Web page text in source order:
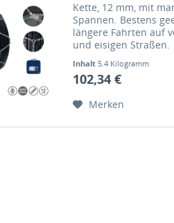
Kette, 12 mm, mit
Spannen. Bestens
längere Fahrten auf
und eisigen Straßen.
Inhalt 5.4 Kilogramm
102,34 €
Merken